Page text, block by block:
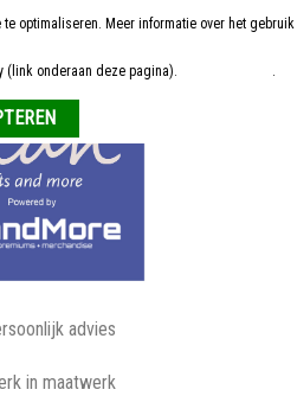
advies
in maatwerk
optimaliseren. Meer informatie over het gebruik
(link onderaan deze pagina). .